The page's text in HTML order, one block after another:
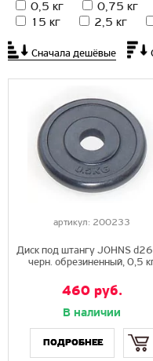
0,5 кг
0,75 кг
15 кг
2,5 кг
Сначала дешёвые
артикул: 200233
Диск под штангу JOHNS
черн. обрезиненный, 0,5
460 руб.
В наличии
ПОДРОБНЕЕ